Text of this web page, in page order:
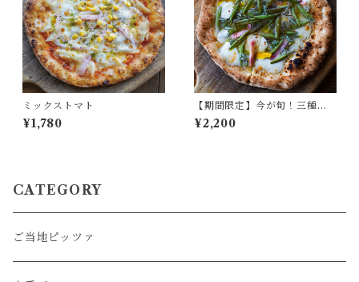
ミックストマト
¥1,780
【期間限定】今が旬！三種町
産じゅんさいピッツァ
¥2,200
CATEGORY
ご当地ピッツァ